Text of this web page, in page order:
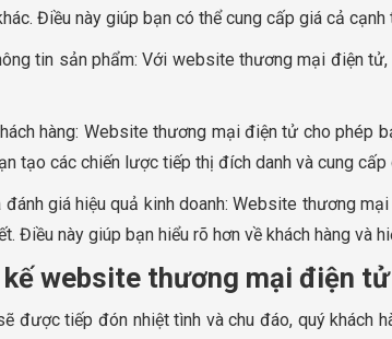
Điều này giúp bạn có thể cung cấp giá cả
tin sản phẩm: Với website thương mại điện
hàng: Website thương mại điện tử cho phép
tạo các chiến lược tiếp thị đích danh và cung
giá hiệu quả kinh doanh: Website thương
Điều này giúp bạn hiểu rõ hơn về khách hàng và
website thương mại điện
được tiếp đón nhiệt tình và chu đáo, quý khách